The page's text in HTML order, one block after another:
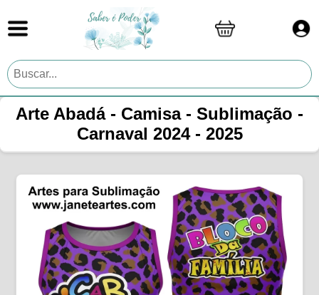
Arte Abadá - Camisa - Sublimação -
Carnaval 2024 - 2025